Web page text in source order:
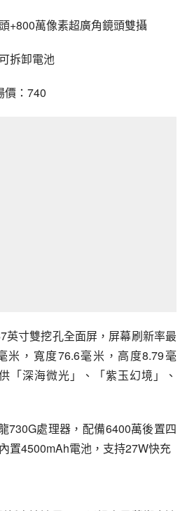
+800萬像素超廣角鏡頭雙攝
拆卸電池
價：740
英寸雙挖孔全面屏，屏幕刷新率最
米，寬度76.6毫米，高度8.79毫
「深海微光」、「紫玉幻境」、
730G處理器，配備6400萬後置四
置4500mAh電池，支持27W快充